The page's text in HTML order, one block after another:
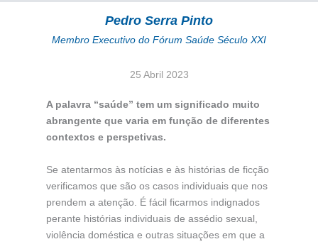
Pedro Serra Pinto
Membro Executivo do Fórum Saúde Século XXI
25 Abril 2023
A palavra “saúde” tem um significado muito
abrangente que varia em função de diferentes
contextos e perspetivas.
Se atentarmos às notícias e às histórias de ficção
verificamos que são os casos individuais que nos
prendem a atenção. É fácil ficarmos indignados
perante histórias individuais de assédio sexual,
violência doméstica e outras situações em que a